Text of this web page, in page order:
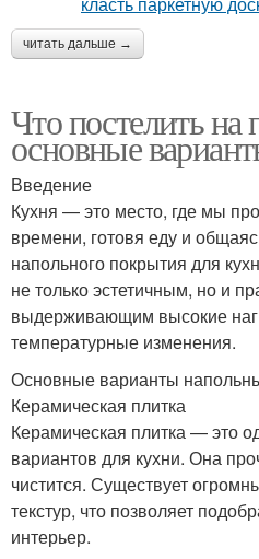
читать дальше →
Что постелить на
основные
Введение
Кухня — это место, где мы
времени, готовя еду и
напольного покрытия для
не только эстетичным, но и
выдерживающим высокие
температурные изменения.
Основные варианты
Керамическая плитка
Керамическая плитка — это
вариантов для кухни. Она
чистится. Существует
текстур, что позволяет
интерьер.